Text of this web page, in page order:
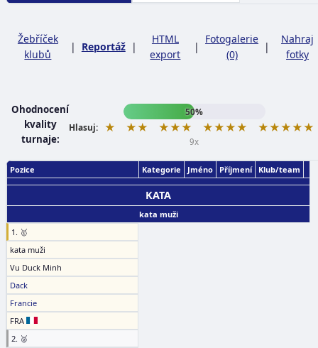
Žebříček
klubů
| Reportáž|
HTML
export
|
Fotogalerie
(0)
|
Nahraj
fotky
Ohodnocení
kvality
turnaje:
50%
Hlasuj:
★ ★★ ★★★ ★★★★ ★★★★★
9x
Pozice Kategorie Jméno Příjmení Klub/team
KATA
kata muži
1. 🥇
kata muži
Vu Duck Minh
Dack
Francie
FRA
2. 🥈